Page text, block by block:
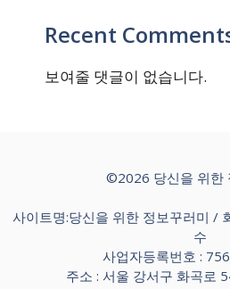
Recent
보여줄 댓글이 없습니다.
©2026 당신을 위한
사이트명:당신을 위한 정보꾸러미 /
수
사업자등록번호 :
주소 : 서울 강서구 화곡로